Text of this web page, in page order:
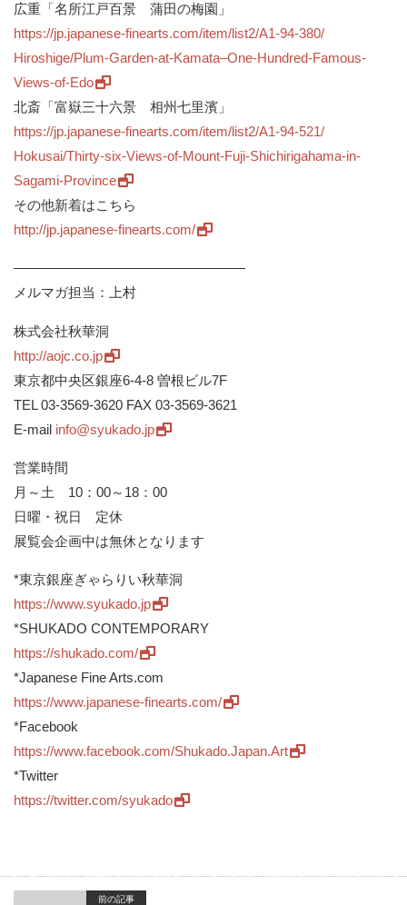
広重「名所江戸百景 蒲田の梅園」
https://jp.japanese-finearts.com/item/list2/A1-94-380/
Hiroshige/Plum-Garden-at-Kamata–One-Hundred-Famous-
Views-of-Edo
北斎「富嶽三十六景 相州七里濱」
https://jp.japanese-finearts.com/item/list2/A1-94-521/
Hokusai/Thirty-six-Views-of-Mount-Fuji-Shichirigahama-in-
Sagami-Province
その他新着はこちら
http://jp.japanese-finearts.com/
—————————————————
メルマガ担当：上村
株式会社秋華洞
http://aojc.co.jp
東京都中央区銀座6-4-8 曽根ビル7F
TEL 03-3569-3620 FAX 03-3569-3621
E-mail info@syukado.jp
営業時間
月～土 10：00～18：00
日曜・祝日 定休
展覧会企画中は無休となります
*東京銀座ぎゃらりい秋華洞
https://www.syukado.jp
*SHUKADO CONTEMPORARY
https://shukado.com/
*Japanese Fine Arts.com
https://www.japanese-finearts.com/
*Facebook
https://www.facebook.com/Shukado.Japan.Art
*Twitter
https://twitter.com/syukado
前の記事